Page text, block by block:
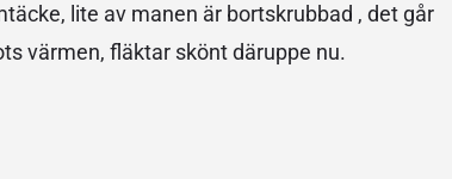
lite av manen är bortskrubbad , det går
värmen, fläktar skönt däruppe nu.